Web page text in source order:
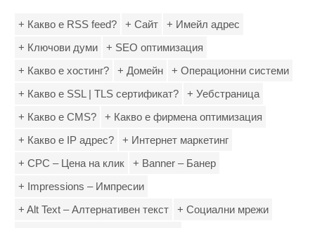
+ Какво е RSS feed? + Сайт
+ Имейл адрес
+ Ключови думи
+ SEO оптимизация
+ Какво е хостинг?
+ Домейн
+ Операционни системи
+ Какво е SSL | TLS сертификат?
+ Уебстраница
+ Какво е CMS?
+ Какво е фирмена оптимизация
+ Какво е IP адрес?
+ Интернет маркетинг
+ CPC – Цена на клик
+ Banner – Банер
+ Impressions – Импресии
+ Alt Text – Алтернативен текст
+ Социални мрежи